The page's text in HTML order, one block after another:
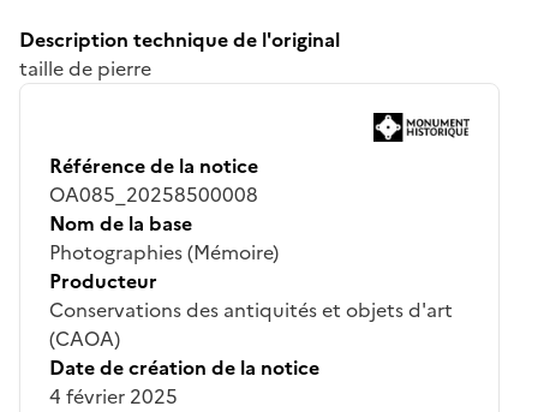
Description technique de l'original
taille de pierre
Référence de la notice
OA085_20258500008
Nom de la base
Photographies (Mémoire)
Producteur
Conservations des antiquités et objets d'art
(CAOA)
Date de création de la notice
4 février 2025